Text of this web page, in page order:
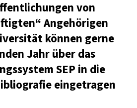
von
Angehörigen
können gerne
Jahr über das
SEP in die
eingetragen